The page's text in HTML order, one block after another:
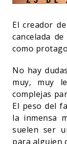
El creador
cancelada de
como
No hay
muy, muy
complejas
El peso del
la inmensa
suelen ser
para alguien